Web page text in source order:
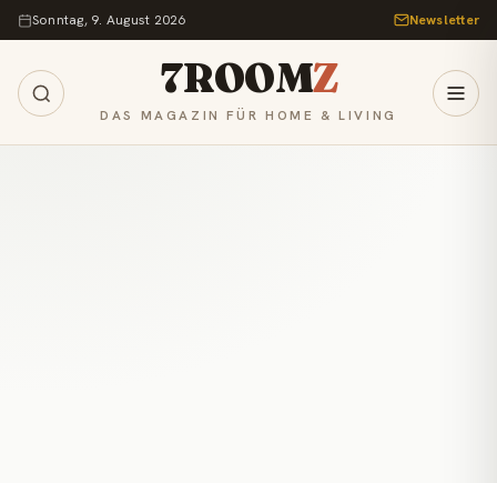
Zum Inhalt springen
Sonntag, 9. August 2026 Newsletter
7ROOMZ
DAS MAGAZIN FÜR HOME & LIVING